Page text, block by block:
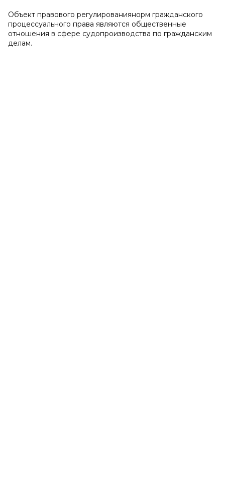
Объект правового регулированиянорм гражданского
процессуального права являются общественные
отношения в сфере судопроизводства по гражданским
делам.